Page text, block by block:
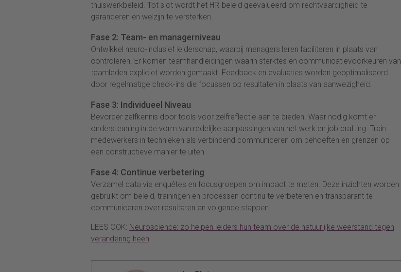
thuiswerkbeleid. Tot slot wordt het HR-beleid geëvalueerd om rechtvaardigheid te
garanderen en welzijn te versterken.
Fase 2: Team- en managerniveau
Ontwikkel neuro-inclusief leiderschap, waarbij managers leren faciliteren in plaats van
controleren. Er komen teamhandleidingen waarin sterktes en communicatievoorkeuren van
teamleden expliciet worden gemaakt. Feedback en evaluaties worden geoptimaliseerd
door regelmatige check-ins die focussen op resultaten in plaats van aanwezigheid.
Fase 3: Individueel Niveau
Bevorder zelfkennis door tools voor zelfreflectie aan te bieden. Waar nodig komt er
ondersteuning in de vorm van redelijke aanpassingen van het werk en job crafting. Train
medewerkers in technieken als verbindend communiceren om behoeften en grenzen op
een constructieve manier te uiten.
Fase 4: Continue verbetering
Verzamel data via enquêtes en focusgroepen om impact te meten. Deze inzichten worden
gebruikt om beleid, trainingen en processen continu te verbeteren en transparant te
communiceren over resultaten en volgende stappen.
LEES OOK: Neuroscience: zo helpen leiders hun team over de natuurlijke weerstand tegen
verandering heen